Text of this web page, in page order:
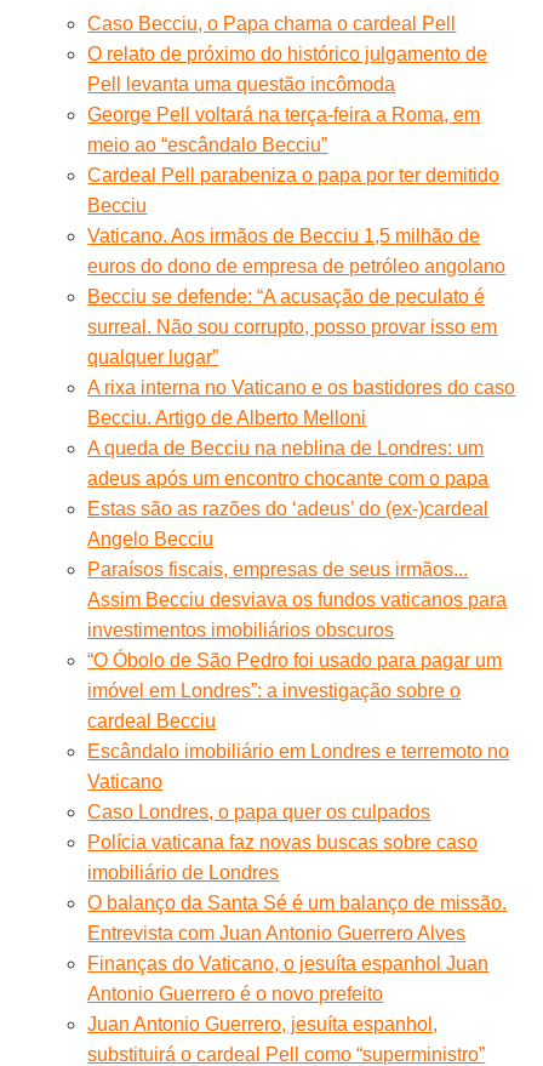
Caso Becciu, o Papa chama o cardeal Pell
O relato de próximo do histórico julgamento de
Pell levanta uma questão incômoda
George Pell voltará na terça-feira a Roma, em
meio ao “escândalo Becciu”
Cardeal Pell parabeniza o papa por ter demitido
Becciu
Vaticano. Aos irmãos de Becciu 1,5 milhão de
euros do dono de empresa de petróleo angolano
Becciu se defende: “A acusação de peculato é
surreal. Não sou corrupto, posso provar isso em
qualquer lugar”
A rixa interna no Vaticano e os bastidores do caso
Becciu. Artigo de Alberto Melloni
A queda de Becciu na neblina de Londres: um
adeus após um encontro chocante com o papa
Estas são as razões do ‘adeus’ do (ex-)cardeal
Angelo Becciu
Paraísos fiscais, empresas de seus irmãos...
Assim Becciu desviava os fundos vaticanos para
investimentos imobiliários obscuros
“O Óbolo de São Pedro foi usado para pagar um
imóvel em Londres”: a investigação sobre o
cardeal Becciu
Escândalo imobiliário em Londres e terremoto no
Vaticano
Caso Londres, o papa quer os culpados
Polícia vaticana faz novas buscas sobre caso
imobiliário de Londres
O balanço da Santa Sé é um balanço de missão.
Entrevista com Juan Antonio Guerrero Alves
Finanças do Vaticano, o jesuíta espanhol Juan
Antonio Guerrero é o novo prefeito
Juan Antonio Guerrero, jesuíta espanhol,
substituirá o cardeal Pell como “superministro”